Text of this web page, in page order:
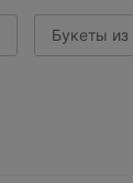
Букеты